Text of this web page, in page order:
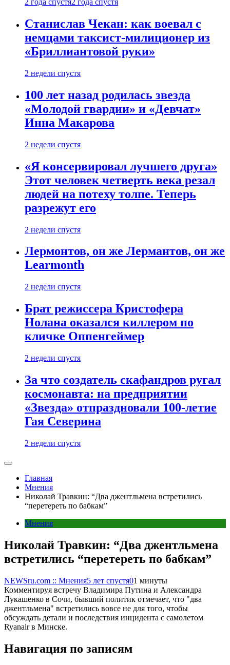
2 года спустя2 года спустя
Станислав Чекан: как воевал с
немцами таксист-милиционер из
«Бриллиантовой руки»
2 недели спустя
100 лет назад родилась звезда
«Молодой гвардии» и «Девчат»
Инна Макарова
2 недели спустя
«Я консервировал лучшего друга»
Этот человек четверть века резал
людей на потеху толпе. Теперь
разрежут его
2 недели спустя
Лермонтов, он же Лермантов, он же
Learmonth
2 недели спустя
Брат режиссера Кристофера
Нолана оказался киллером по
кличке Оппенгеймер
2 недели спустя
За что создатель скафандров ругал
космонавта: на предприятии
«Звезда» отпраздновали 100-летие
Гая Северина
2 недели спустя
Главная
Мнения
Николай Травкин: “Два джентльмена встретились
“перетереть по бабкам”
Мнения
Николай Травкин: “Два джентльмена
встретились “перетереть по бабкам”
NEWSru.com :: Мнения5 лет спустя01 минуты
Комментируя встречу Владимира Путина и Александра
Лукашенко в Сочи, бывший политик отмечает, что "два
джентльмена" встретились вовсе не для того, чтобы
обсуждать детали и последствия инцидента с самолетом
Ryanair в Минске.
Навигация по записям